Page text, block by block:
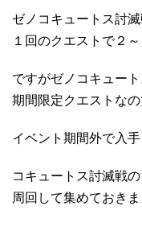
ゼノコキュートス討滅
１回のクエストで２
ですがゼノコキュー
期間限定クエストな
イベント期間外で入
コキュートス討滅戦
周回して集めておきま